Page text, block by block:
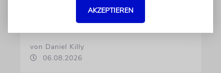
anti-israelische Australier weiter im
von Daniel Killy
06.08.2026
AKZEPTIEREN